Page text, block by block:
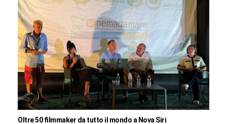
Oltre 50 filmmaker da tutto il mondo a Nova Siri